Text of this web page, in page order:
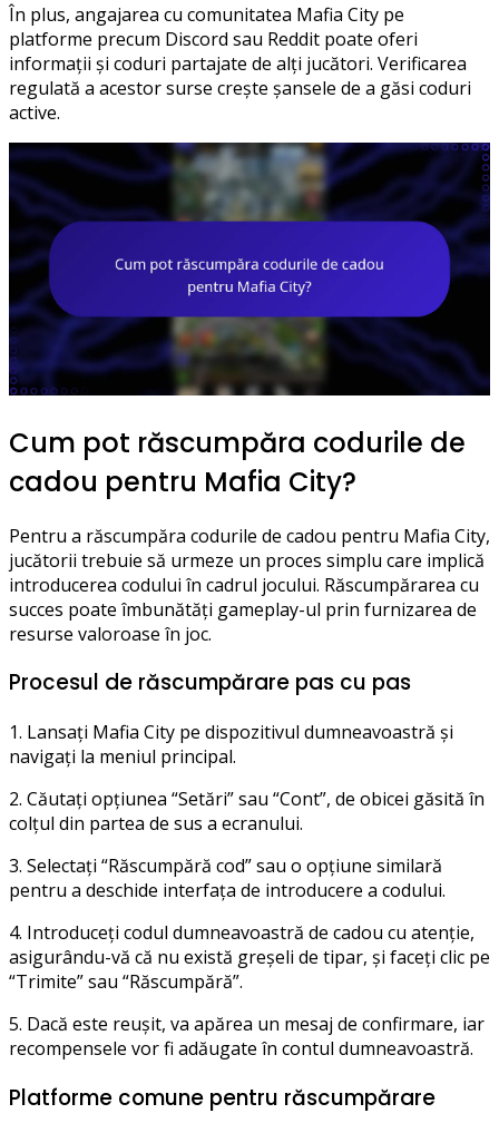
În plus, angajarea cu comunitatea Mafia City pe
platforme precum Discord sau Reddit poate oferi
informații și coduri partajate de alți jucători. Verificarea
regulată a acestor surse crește șansele de a găsi coduri
active.
Cum pot răscumpăra codurile de
cadou pentru Mafia City?
Pentru a răscumpăra codurile de cadou pentru Mafia City,
jucătorii trebuie să urmeze un proces simplu care implică
introducerea codului în cadrul jocului. Răscumpărarea cu
succes poate îmbunătăți gameplay-ul prin furnizarea de
resurse valoroase în joc.
Procesul de răscumpărare pas cu pas
1. Lansați Mafia City pe dispozitivul dumneavoastră și
navigați la meniul principal.
2. Căutați opțiunea “Setări” sau “Cont”, de obicei găsită în
colțul din partea de sus a ecranului.
3. Selectați “Răscumpără cod” sau o opțiune similară
pentru a deschide interfața de introducere a codului.
4. Introduceți codul dumneavoastră de cadou cu atenție,
asigurându-vă că nu există greșeli de tipar, și faceți clic pe
“Trimite” sau “Răscumpără”.
5. Dacă este reușit, va apărea un mesaj de confirmare, iar
recompensele vor fi adăugate în contul dumneavoastră.
Platforme comune pentru răscumpărare